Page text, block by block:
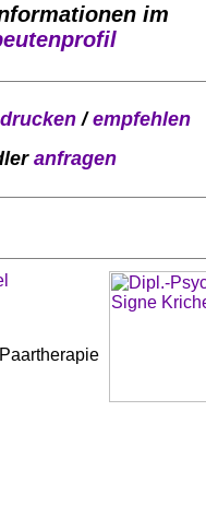
im
drucken/empfehlen
anfragen